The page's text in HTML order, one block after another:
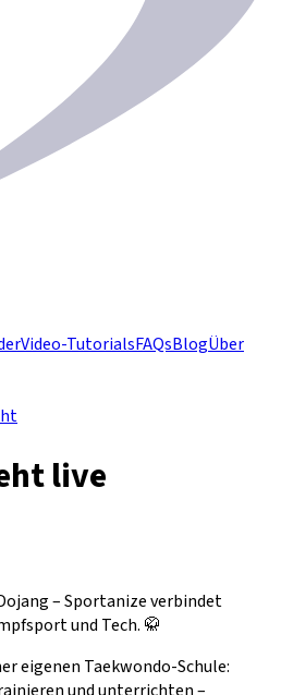
Video-TutorialsFAQsBlogÜber
live
– Sportanize verbindet
und Tech. 🥋
eigenen Taekwondo-Schule: